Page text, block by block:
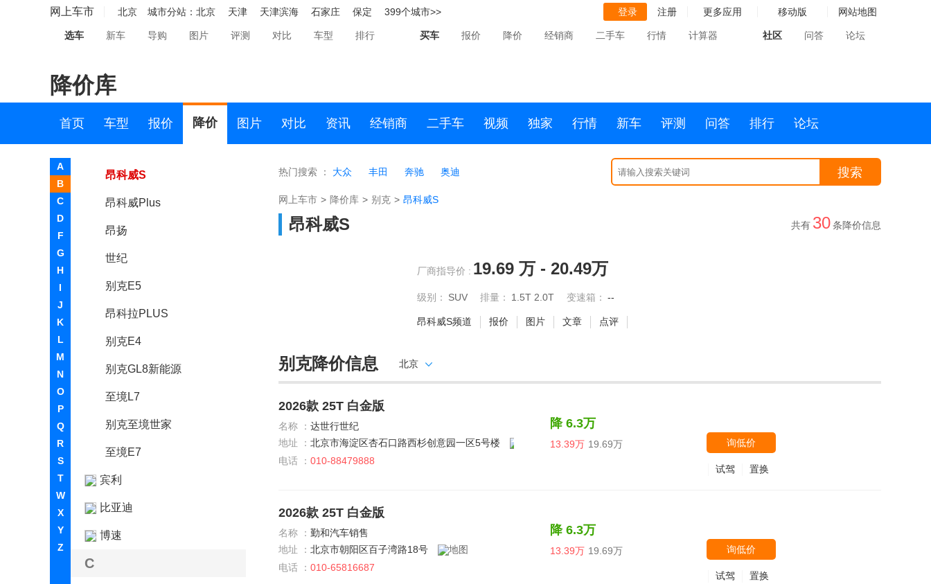
网上车市 北京 城市分站： 北京 天津 天津滨海 石家庄 保定 399个城市>> 登录 注册 更多应用 移动版 网站地图
选车 新车 导购 图片 评测 对比 车型 排行 买车 报价 降价 经销商 二手车 行情 计算器 社区 问答 论坛
降价库
首页 车型 报价 降价 图片 对比 资讯 经销商 二手车 视频 独家 行情 新车 评测 问答 排行 论坛
A
B
C
D
F
G
H
I
J
K
L
M
N
O
P
Q
R
S
T
W
X
Y
Z
君威
君越
威朗Pro
微蓝6
昂科旗
昂科威S
昂科威Plus
昂扬
世纪
别克E5
昂科拉PLUS
别克E4
别克GL8新能源
至境L7
别克至境世家
至境E7
宾利
比亚迪
博速
C
热门搜索 ： 大众 丰田 奔驰 奥迪 搜索
网上车市 > 降价库 > 别克 > 昂科威S
昂科威S 共有 30条降价信息
厂商指导价 : 19.69 万 - 20.49万
级别： SUV 排量： 1.5T 2.0T 变速箱： --
昂科威S频道 报价 图片 文章 点评
别克降价信息 北京
2026款 25T 白金版
名称 ： 达世行世纪
地址 ： 北京市海淀区杏石口路西杉创意园一区5号楼
电话 ： 010-88479888
降 6.3万
13.39万 19.69万 询低价
置换
试驾
2026款 25T 白金版
名称 ： 勤和汽车销售
地址 ： 北京市朝阳区百子湾路18号
电话 ： 010-65816687
降 6.3万
13.39万 19.69万 询低价
置换
试驾